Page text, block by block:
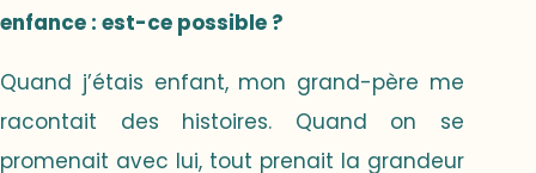
enfance : est-ce possible ?
Quand j’étais enfant, mon grand-père me
racontait des histoires. Quand on se
promenait avec lui, tout prenait la grandeur